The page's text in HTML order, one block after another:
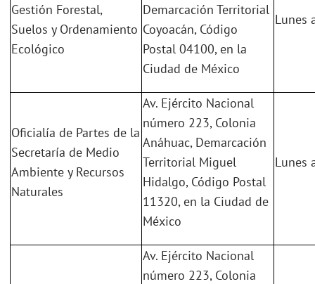
Gestión Forestal,
Suelos y Ordenamiento
Ecológico
Demarcación Territorial
Coyoacán, Código
Postal 04100, en la
Ciudad de México
Lunes
Oficialía de Partes de la
Secretaría de Medio
Ambiente y Recursos
Naturales
Av. Ejército Nacional
número 223, Colonia
Anáhuac, Demarcación
Territorial Miguel
Hidalgo, Código Postal
11320, en la Ciudad de
México
Lunes
Av. Ejército Nacional
número 223, Colonia